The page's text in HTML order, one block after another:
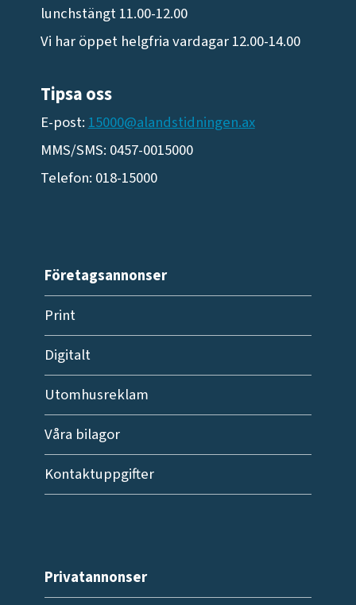
lunchstängt 11.00-12.00
Vi har öppet helgfria vardagar 12.00-14.00
Tipsa oss
E-post: 15000@alandstidningen.ax
MMS/SMS: 0457-0015000
Telefon: 018-15000
Företagsannonser
Print
Digitalt
Utomhusreklam
Våra bilagor
Kontaktuppgifter
Privatannonser